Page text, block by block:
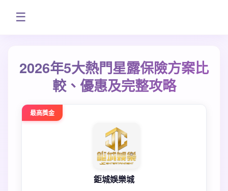
☰
2026年5大熱門星露保險方案比
較、優惠及完整攻略
最高獎金
鉅城娛樂城